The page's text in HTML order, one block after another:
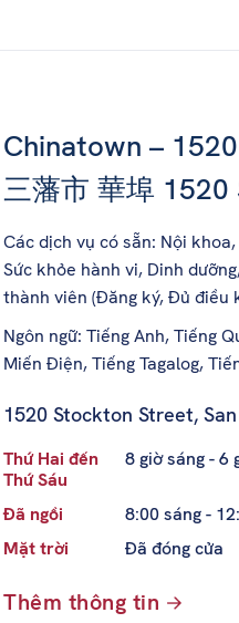
Chinatown –
三藩市 華埠
Các dịch vụ có sẵn: Nội
Sức khỏe hành vi, Dinh
thành viên (Đăng ký, Đủ điều
Ngôn ngữ: Tiếng Anh, Tiếng
Miến Điện, Tiếng Tagalog,
1520 Stockton Street,
Thứ Hai đến
Thứ Sáu
8 giờ sáng - 6
Đã ngồi
8:00 sáng -
Mặt trời
Đã đóng cửa
Thêm thông tin